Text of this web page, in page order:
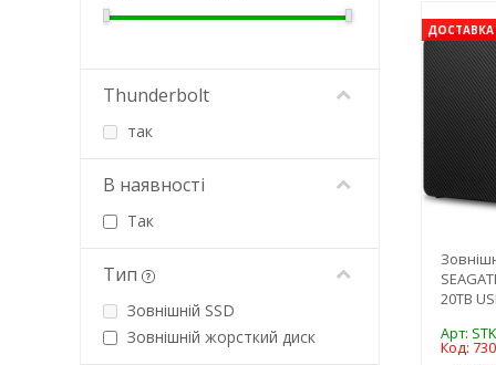
ДОСТАВКА
20TB
Арт:
Код:
Thunderbolt
так
В наявності
Так
Тип
Зовнішній SSD
Зовнішній жорсткий диск